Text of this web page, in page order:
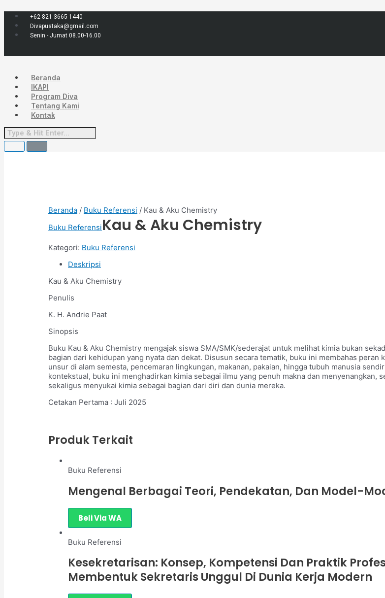
ke
konten
+62 821-3665-1440
Divapustaka@gmail.com
Senin - Jumat 08.00-16.00
Beranda
IKAPI
Program Diva
Tentang Kami
Kontak
Beranda / Buku Referensi / Kau & Aku Chemistry
Buku ReferensiKau & Aku Chemistry
Kategori: Buku Referensi
Deskripsi
Kau & Aku Chemistry
Penulis
K. H. Andrie Paat
Sinopsis
Buku Kau & Aku Chemistry mengajak siswa SMA/SMK/sederajat untuk melihat kimia bukan
bagian dari kehidupan yang nyata dan dekat. Disusun secara tematik, buku ini membahas
unsur di alam semesta, pencemaran lingkungan, makanan, pakaian, hingga tubuh manusia
kontekstual, buku ini menghadirkan kimia sebagai ilmu yang penuh makna dan menyenangkan,
sekaligus menyukai kimia sebagai bagian dari diri dan dunia mereka.
Cetakan Pertama : Juli 2025
Produk Terkait
Buku Referensi
Mengenal Berbagai Teori, Pendekatan, Dan Model-
Beli Via WA
Buku Referensi
Kesekretarisan: Konsep, Kompetensi Dan Praktik
Membentuk Sekretaris Unggul Di Dunia Kerja Modern